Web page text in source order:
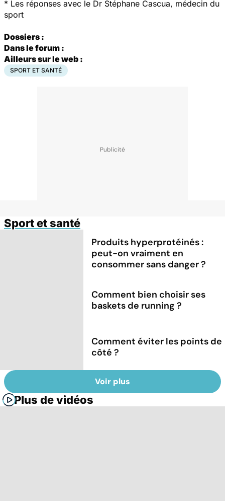
* Les réponses avec le Dr Stéphane Cascua, médecin du
sport
Dossiers :
Dans le forum :
Ailleurs sur le web :
SPORT ET SANTÉ
Sport et santé
Produits hyperprotéinés :
peut-on vraiment en
consommer sans danger ?
Comment bien choisir ses
baskets de running ?
Comment éviter les points de
côté ?
Voir plus
Plus de vidéos